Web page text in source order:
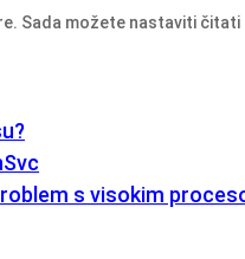
Sada možete nastaviti
s visokim